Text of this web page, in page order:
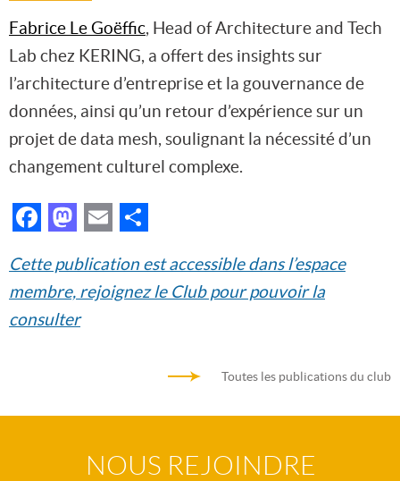
Fabrice Le Goëffic, Head of Architecture and Tech
Lab chez KERING, a offert des insights sur
l’architecture d’entreprise et la gouvernance de
données, ainsi qu’un retour d’expérience sur un
projet de data mesh, soulignant la nécessité d’un
changement culturel complexe.
Facebook
Mastodon
Email
Cette publication est accessible dans l’espace
membre, rejoignez le Club pour pouvoir la
consulter
Toutes les publications du club
NOUS REJOINDRE